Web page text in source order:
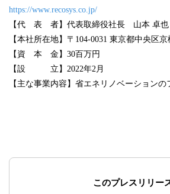
https://www.recosys.co.jp/
【代 表 者】代表取締
【本社所在地】〒104-0031 東京都中央区
【資 本 金】30百万円
【設 立】2022年2月
【主な事業内容】省エネリノベーション
このプレスリリー